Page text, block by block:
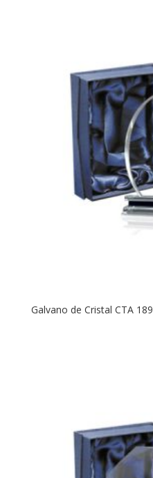
Galvano de Cristal CTA 189